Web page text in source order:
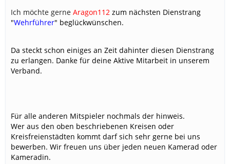
Ich möchte gerne Aragon112 zum nächsten Dienstrang
"Wehrführer" beglückwünschen.
Da steckt schon einiges an Zeit dahinter diesen Dienstrang
zu erlangen. Danke für deine Aktive Mitarbeit in unserem
Verband.
Für alle anderen Mitspieler nochmals der hinweis.
Wer aus den oben beschriebenen Kreisen oder
Kreisfreienstädten kommt darf sich sehr gerne bei uns
bewerben. Wir freuen uns über jeden neuen Kamerad oder
Kameradin.